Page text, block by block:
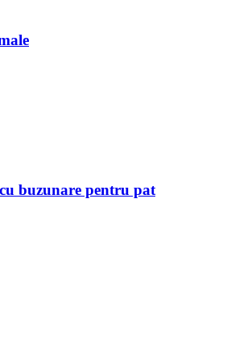
buzunare pentru pat